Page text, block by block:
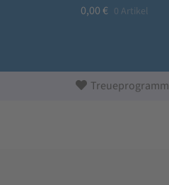
0,00 € 0 Artikel
Treueprogramm